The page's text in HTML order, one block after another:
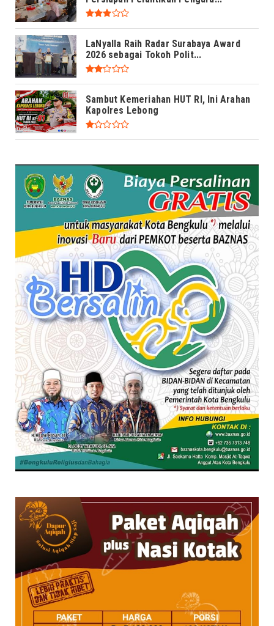
LaNyalla Raih Radar Surabaya Award
2026 sebagai Tokoh Polit...
Sambut Kemeriahan HUT RI, Ini Arahan
Kapolres Lebong